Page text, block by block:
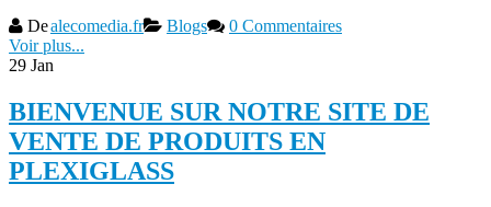
Dealecomedia.fr Blogs
0 Commentaires
Voir plus...
29 Jan
BIENVENUE SUR NOTRE SITE DE
VENTE DE PRODUITS EN
PLEXIGLASS